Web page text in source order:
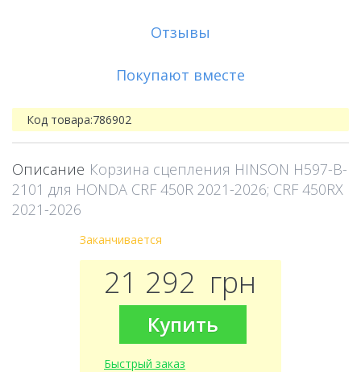
Отзывы
Покупают вместе
Код товара:786902
Описание Корзина сцепления HINSON H597-B-
2101 для HONDA CRF 450R 2021-2026; CRF 450RX
2021-2026
Заканчивается
21 292 грн
Купить
Быстрый заказ